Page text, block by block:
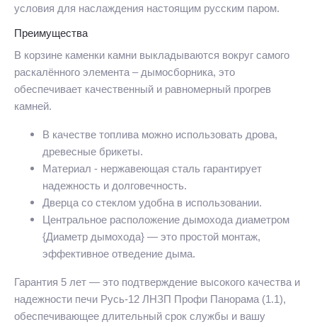
условия для наслаждения настоящим русским паром.
Преимущества
В корзине каменки камни выкладываются вокруг самого
раскалённого элемента – дымосборника, это
обеспечивает качественный и равномерный прогрев
камней.
В качестве топлива можно использовать дрова,
древесные брикеты.
Материал - нержавеющая сталь гарантирует
надежность и долговечность.
Дверца со стеклом удобна в использовании.
Центральное расположение дымохода диаметром
{Диаметр дымохода} — это простой монтаж,
эффективное отведение дыма.
Гарантия 5 лет — это подтверждение высокого качества и
надежности печи Русь-12 ЛНЗП Профи Панорама (1.1),
обеспечивающее длительный срок службы и вашу